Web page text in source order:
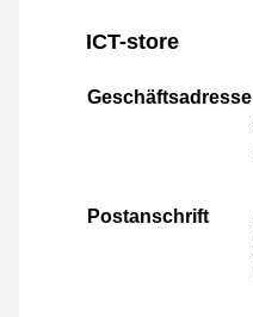
ICT-store
Geschäftsadresse
Postanschrift